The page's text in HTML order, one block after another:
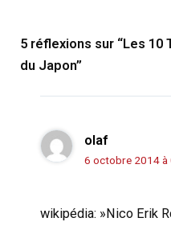
5 réflexions sur “Les 10
du Japon”
olaf
6 octobre 2014 à
wikipédia: »Nico Erik